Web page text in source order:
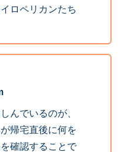
ロペリカンたち
んでいるのが、
帰宅直後に何を
確認することで